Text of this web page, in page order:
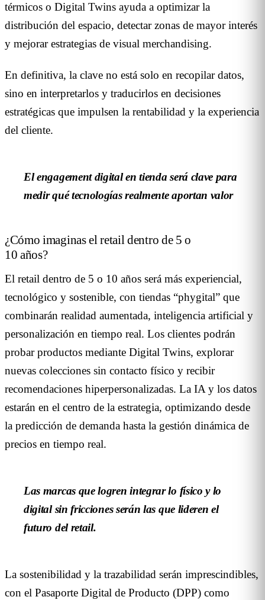
térmicos o Digital Twins ayuda a optimizar la
distribución del espacio, detectar zonas de mayor interés
y mejorar estrategias de visual merchandising.
En definitiva, la clave no está solo en recopilar datos,
sino en interpretarlos y traducirlos en decisiones
estratégicas que impulsen la rentabilidad y la experiencia
del cliente.
El engagement digital en tienda será clave para
medir qué tecnologías realmente aportan valor
¿Cómo imaginas el retail dentro de 5 o
10 años?
El retail dentro de 5 o 10 años será más experiencial,
tecnológico y sostenible, con tiendas “phygital” que
combinarán realidad aumentada, inteligencia artificial y
personalización en tiempo real. Los clientes podrán
probar productos mediante Digital Twins, explorar
nuevas colecciones sin contacto físico y recibir
recomendaciones hiperpersonalizadas. La IA y los datos
estarán en el centro de la estrategia, optimizando desde
la predicción de demanda hasta la gestión dinámica de
precios en tiempo real.
Las marcas que logren integrar lo físico y lo
digital sin fricciones serán las que lideren el
futuro del retail.
La sostenibilidad y la trazabilidad serán imprescindibles,
con el Pasaporte Digital de Producto (DPP) como